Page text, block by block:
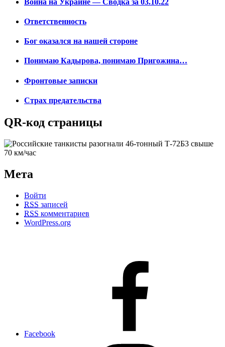
Ответственность
Бог оказался на нашей стороне
Понимаю Кадырова, понимаю Пригожина…
Фронтовые записки
Страх предательства
QR-код страницы
Мета
Войти
RSS записей
RSS комментариев
WordPress.org
Facebook